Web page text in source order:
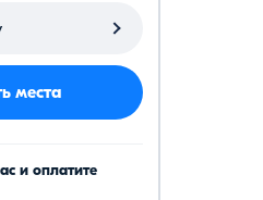
места
и оплатите